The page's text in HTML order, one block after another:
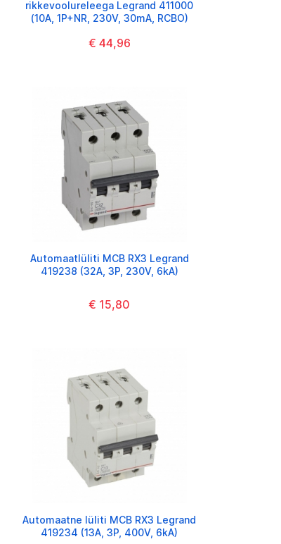
rikkevoolureleega Legrand 411000
(10A, 1P+NR, 230V, 30mA, RCBO)
€ 44,96
Automaatlüliti MCB RX3 Legrand
419238 (32A, 3P, 230V, 6kA)
€ 15,80
Automaatne lüliti MCB RX3 Legrand
419234 (13A, 3P, 400V, 6kA)